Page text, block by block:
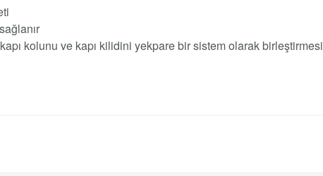
kolunu ve kapı kilidini yekpare bir sistem olarak birleştirmesi